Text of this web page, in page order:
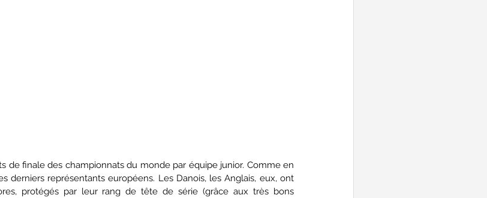
de finale des championnats du monde par équipe junior. Comme en
derniers représentants européens. Les Danois, les Anglais, eux, ont
protégés par leur rang de tête de série (grâce aux très bons